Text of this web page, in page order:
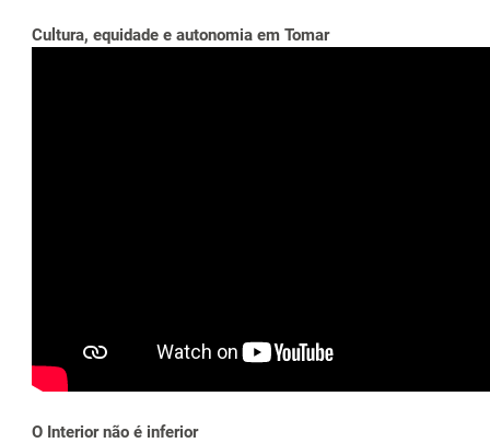
Cultura, equidade e autonomia em Tomar
O Interior não é inferior